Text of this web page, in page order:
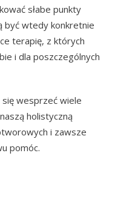
słabe punkty
być wtedy konkretnie
terapię, z których
i dla poszczególnych
się wesprzeć wiele
holistyczną
i zawsze
pomóc.